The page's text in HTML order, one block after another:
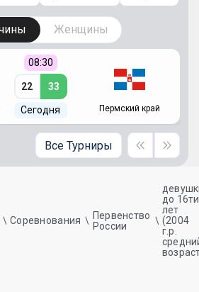
Женщины
08:30
22 33
Сегодня Пермский край
Все Турниры
Соревнования
Первенство
России
до 16ти
лет
(2004
г.р.